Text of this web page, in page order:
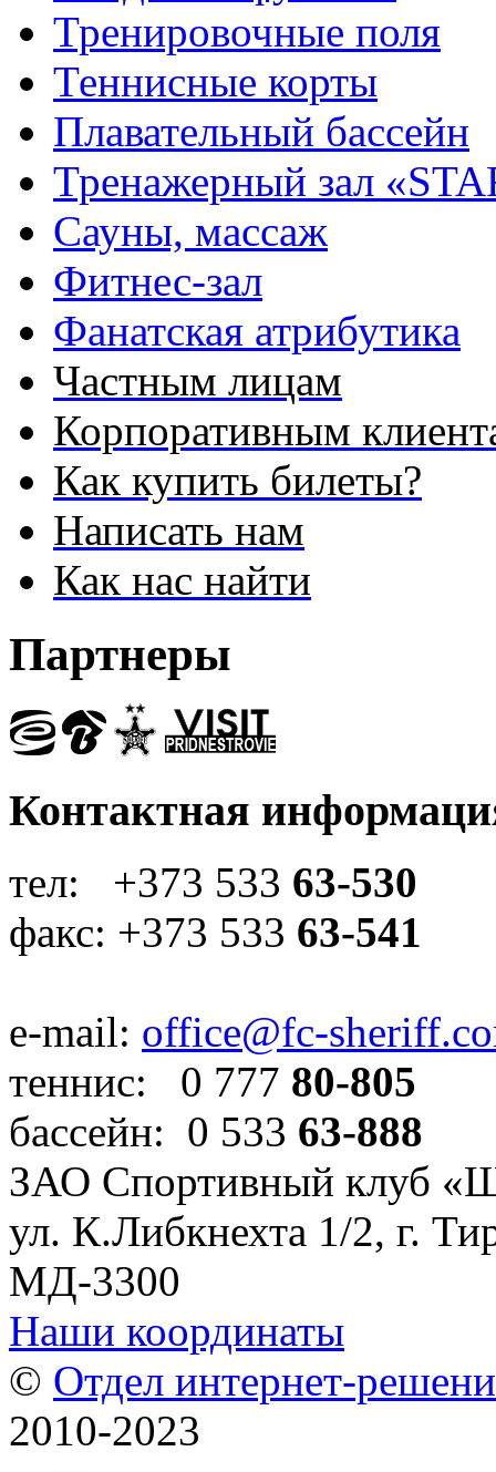
Тренировочные поля
Теннисные корты
Плавательный бассейн
Тренажерный зал
Сауны, массаж
Фитнес-зал
Фанатская атрибутика
Частным лицам
Корпоративным
Как купить билеты?
Написать нам
Как нас найти
Партнеры
Контактная
тел: +373 533 63-530
факс: +373 533 63-541
e-mail: office@fc-
теннис: 0 777 80-805
бассейн: 0 533 63-888
ЗАО Спортивный клуб
ул. К.Либкнехта 1/2, г.
МД-3300
Наши координаты
© Отдел интернет-
2010-2023